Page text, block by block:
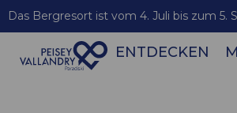
Das Bergresort ist vom 4. Juli bis zum 5.
ENTDECKEN